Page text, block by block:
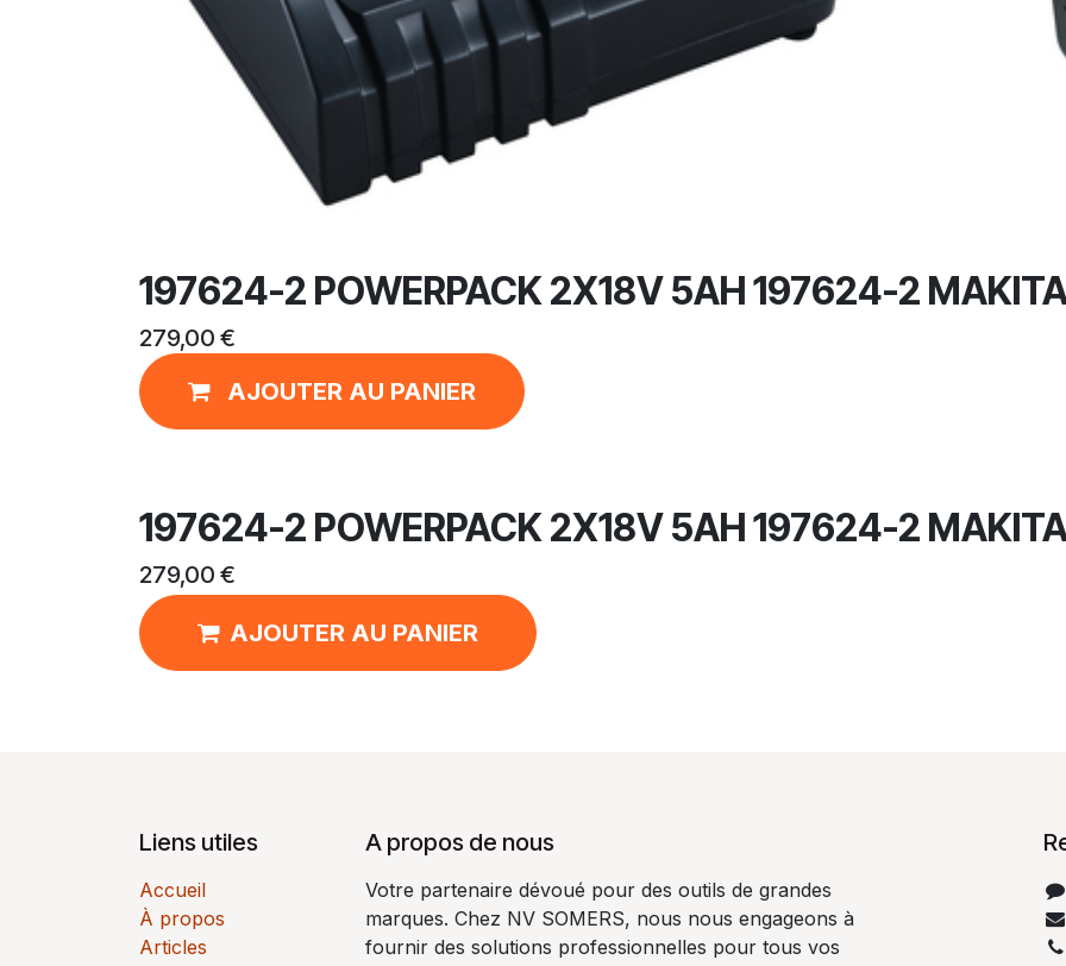
197624-2 POWERPACK 2X18V 5AH 197624-2
279,00 €
AJOUTER AU PANIER
197624-2 POWERPACK 2X18V 5AH 197624-2
279,00 €
AJOUTER AU PANIER
Liens utiles
Accueil
À propos
Articles
A propos de nous
Votre partenaire dévoué pour des outils de grandes
marques. Chez NV SOMERS, nous nous engageons à
fournir des solutions professionnelles pour tous vos